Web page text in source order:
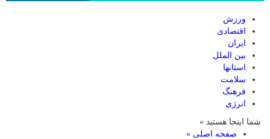
ورزش
اقتصادی
ایران
بین الملل
استانها
سلامت
فرهنگ
انرژی
شما اینجا هستید »
صفحه اصلی »